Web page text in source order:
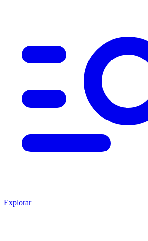
Explorar